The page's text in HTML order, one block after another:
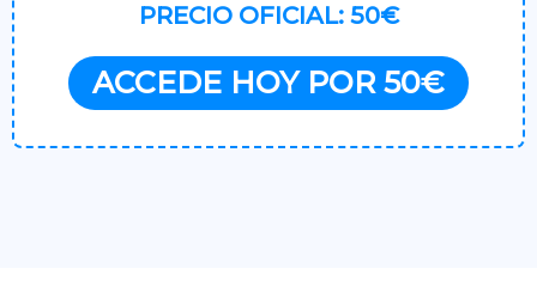
PRECIO OFICIAL: 50€
ACCEDE HOY POR 50€